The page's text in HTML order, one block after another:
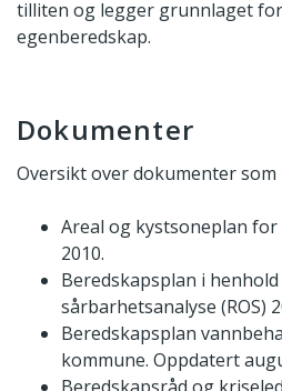
tilliten og legger grunnlaget
egenberedskap.
Dokumenter
Oversikt over dokumenter
Areal og kystsoneplan
2010.
Beredskapsplan i
sårbarhetsanalyse (ROS)
Beredskapsplan
kommune. Oppdatert